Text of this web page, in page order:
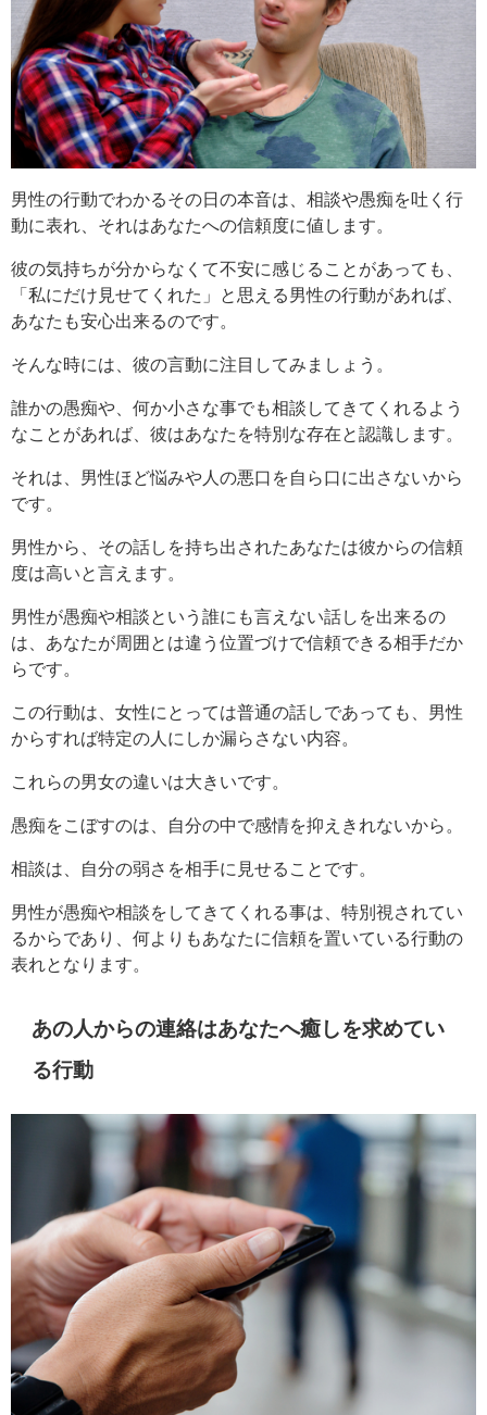
男性の行動でわかるその日の本音は、相談や愚痴を吐く行
動に表れ、それはあなたへの信頼度に値します。
彼の気持ちが分からなくて不安に感じることがあっても、
「私にだけ見せてくれた」と思える男性の行動があれば、
あなたも安心出来るのです。
そんな時には、彼の言動に注目してみましょう。
誰かの愚痴や、何か小さな事でも相談してきてくれるよう
なことがあれば、彼はあなたを特別な存在と認識します。
それは、男性ほど悩みや人の悪口を自ら口に出さないから
です。
男性から、その話しを持ち出されたあなたは彼からの信頼
度は高いと言えます。
男性が愚痴や相談という誰にも言えない話しを出来るの
は、あなたが周囲とは違う位置づけで信頼できる相手だか
らです。
この行動は、女性にとっては普通の話しであっても、男性
からすれば特定の人にしか漏らさない内容。
これらの男女の違いは大きいです。
愚痴をこぼすのは、自分の中で感情を抑えきれないから。
相談は、自分の弱さを相手に見せることです。
男性が愚痴や相談をしてきてくれる事は、特別視されてい
るからであり、何よりもあなたに信頼を置いている行動の
表れとなります。
あの人からの連絡はあなたへ癒しを求めてい
る行動